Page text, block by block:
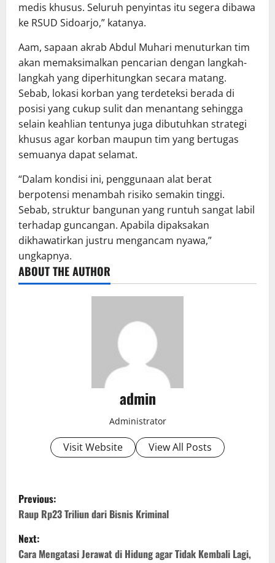
medis khusus. Seluruh penyintas itu segera dibawa
ke RSUD Sidoarjo,” katanya.
Aam, sapaan akrab Abdul Muhari menuturkan tim
akan memaksimalkan pencarian dengan langkah-
langkah yang diperhitungkan secara matang.
Sebab, lokasi korban yang terdeteksi berada di
posisi yang cukup sulit dan menantang sehingga
selain keahlian tentunya juga dibutuhkan strategi
khusus agar korban maupun tim yang bertugas
semuanya dapat selamat.
“Dalam kondisi ini, penggunaan alat berat
berpotensi menambah risiko semakin tinggi.
Sebab, struktur bangunan yang runtuh sangat labil
terhadap guncangan. Apabila dipaksakan
dikhawatirkan justru mengancam nyawa,”
ungkapnya.
ABOUT THE AUTHOR
admin
Administrator
Visit Website View All Posts
P
o
s
Previous:
Raup Rp23 Triliun dari Bisnis Kriminal
Next:
Cara Mengatasi Jerawat di Hidung agar Tidak Kembali Lagi,